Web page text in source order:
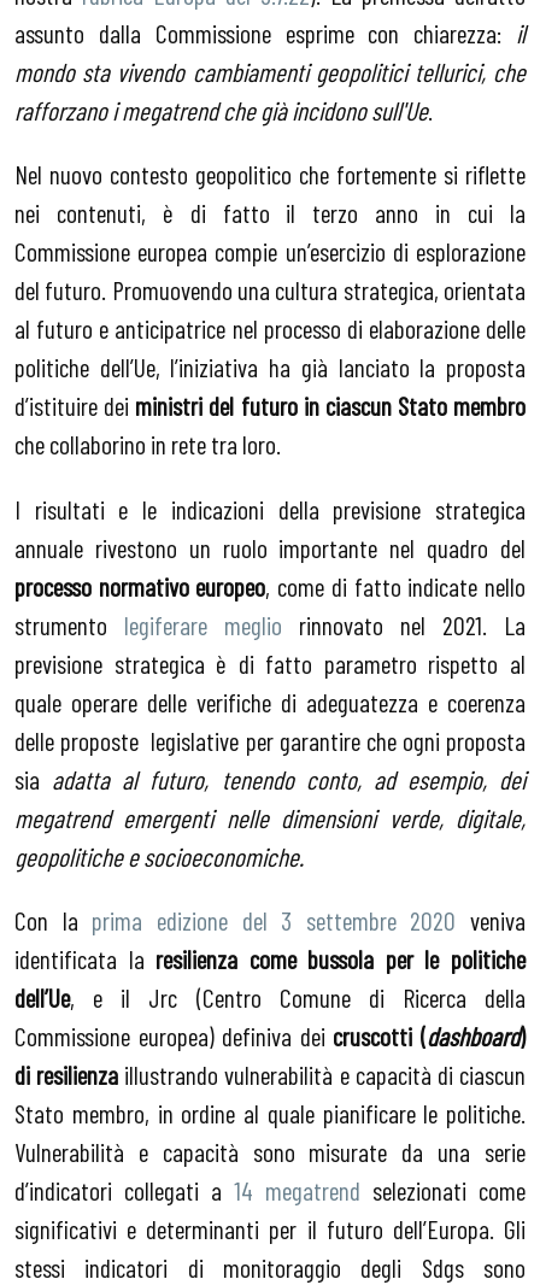
assunto dalla Commissione esprime con chiarezza: il
mondo sta vivendo cambiamenti geopolitici tellurici, che
rafforzano i megatrend che già incidono sull'Ue.
Nel nuovo contesto geopolitico che fortemente si riflette
nei contenuti, è di fatto il terzo anno in cui la
Commissione europea compie un’esercizio di esplorazione
del futuro. Promuovendo una cultura strategica, orientata
al futuro e anticipatrice nel processo di elaborazione delle
politiche dell’Ue, l’iniziativa ha già lanciato la proposta
d’istituire dei ministri del futuro in ciascun Stato membro
che collaborino in rete tra loro.
I risultati e le indicazioni della previsione strategica
annuale rivestono un ruolo importante nel quadro del
processo normativo europeo, come di fatto indicate nello
strumento legiferare meglio rinnovato nel 2021. La
previsione strategica è di fatto parametro rispetto al
quale operare delle verifiche di adeguatezza e coerenza
delle proposte legislative per garantire che ogni proposta
sia adatta al futuro, tenendo conto, ad esempio, dei
megatrend emergenti nelle dimensioni verde, digitale,
geopolitiche e socioeconomiche.
Con la prima edizione del 3 settembre 2020 veniva
identificata la resilienza come bussola per le politiche
dell’Ue, e il Jrc (Centro Comune di Ricerca della
Commissione europea) definiva dei cruscotti (dashboard)
di resilienza illustrando vulnerabilità e capacità di ciascun
Stato membro, in ordine al quale pianificare le politiche.
Vulnerabilità e capacità sono misurate da una serie
d’indicatori collegati a 14 megatrend selezionati come
significativi e determinanti per il futuro dell’Europa. Gli
stessi indicatori di monitoraggio degli Sdgs sono